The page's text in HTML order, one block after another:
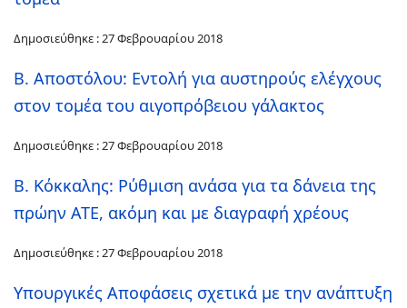
Δημοσιεύθηκε : 27 Φεβρουαρίου 2018
B. Αποστόλου: Εντολή για αυστηρούς ελέγχους
στον τομέα του αιγοπρόβειου γάλακτος
Δημοσιεύθηκε : 27 Φεβρουαρίου 2018
Β. Κόκκαλης: Ρύθμιση ανάσα για τα δάνεια της
πρώην ΑΤΕ, ακόμη και με διαγραφή χρέους
Δημοσιεύθηκε : 27 Φεβρουαρίου 2018
Υπουργικές Αποφάσεις σχετικά με την ανάπτυξη